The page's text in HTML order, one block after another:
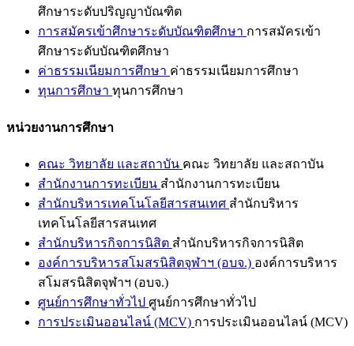
ศึกษาระดับปริญญาบัณฑิต
การสมัครเข้าศึกษาระดับบัณฑิตศึกษา การสมัครเข้า
ศึกษาระดับบัณฑิตศึกษา
ค่าธรรมเนียมการศึกษา ค่าธรรมเนียมการศึกษา
ทุนการศึกษา ทุนการศึกษา
หน่วยงานการศึกษา
คณะ วิทยาลัย และสถาบัน คณะ วิทยาลัย และสถาบัน
สำนักงานการทะเบียน สำนักงานการทะเบียน
สำนักบริหารเทคโนโลยีสารสนเทศ สำนักบริหาร
เทคโนโลยีสารสนเทศ
สำนักบริหารกิจการนิสิต สำนักบริหารกิจการนิสิต
องค์การบริหารสโมสรนิสิตจุฬาฯ (อบจ.) องค์การบริหาร
สโมสรนิสิตจุฬาฯ (อบจ.)
ศูนย์การศึกษาทั่วไป ศูนย์การศึกษาทั่วไป
การประเมินออนไลน์ (MCV) การประเมินออนไลน์ (MCV)